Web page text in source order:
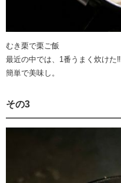
むき栗で栗ご飯
最近の中では、1番うまく炊けた‼️
簡単で美味し。
その3